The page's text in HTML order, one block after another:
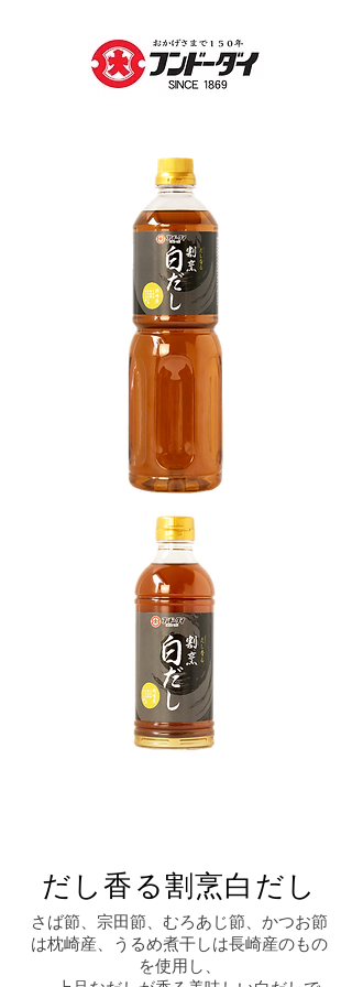
だし香る割烹白だし
さば節、宗田節、むろあじ節、かつお節
は枕崎産、うるめ煮干しは長崎産のもの
を使用し、